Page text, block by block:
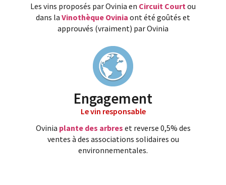
Les vins proposés par Ovinia en Circuit Court ou
dans la Vinothèque Ovinia ont été goûtés et
approuvés (vraiment) par Ovinia
Engagement
Le vin responsable
Ovinia plante des arbres et reverse 0,5% des
ventes à des associations solidaires ou
environnementales.